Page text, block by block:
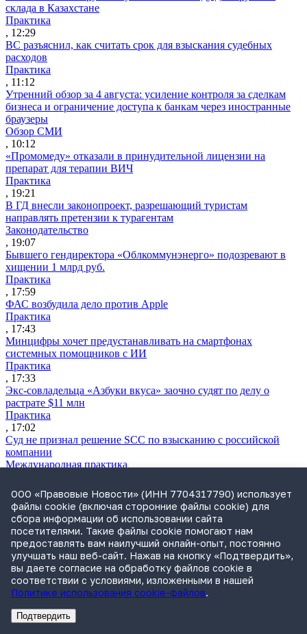
склада в Казахстане
Практика
, 12:29
ВС разъяснил, как считать срок для взыскания судебных
расходов
Практика
, 11:12
Утренний обзор за 4 августа: усиление контроля за сделкам
бизнеса и ограничение доступа к банкам через иностранные
браузеры
Обзор СМИ
, 10:12
«Промомеду» отказали в принудительной лицензии на
препарат для терапии ВИЧ
Практика
, 19:21
В ГД внесли законопроект, разрешающий туристам
направлять претензии к турагентам
Законодательство
, 19:07
Бывшего гендиректора «Облкоммунэнерго» подозревают в
хищении 1 млрд руб.
Практика
, 17:59
ФАС возбудила дело против Apple
Практика
, 17:43
Минцифры хочет предустанавливать на смартфонах
системных помощников с ИИ
Практика
, 17:33
Экс-совладельца «Азбуки вкуса» заочно судят по делу о
растрате $11 млн
Практика
, 17:02
Суд не признал решение SCC по взысканию с российской
компании
Международная практика
Дроны могут начать применять для фиксации нарушений
ПДД
Практика
, 15:41
Бывшего сенатора Сабадаша приговорили к 12 годам по делу
о хищении
Практика
, 15:29
РекламаАдвокатское бюро Санкт-Петербурга «Вертикаль» ИНН 7841290773
ООО «Правовые Новости» (ИНН 7704317790) использует
файлы cookie (включая сторонние файлы cookie) для
сбора информации об использовании сайта
посетителями. Такие файлы cookie помогают нам
предоставлять вам наилучший онлайн-опыт, постоянно
улучшать наш веб-сайт. Нажав на кнопку «Подтвердить»,
вы даете согласие на обработку файлов cookie в
соответствии с условиями, изложенными в нашей
Политике использования cookie-файлов.
Подтвердить